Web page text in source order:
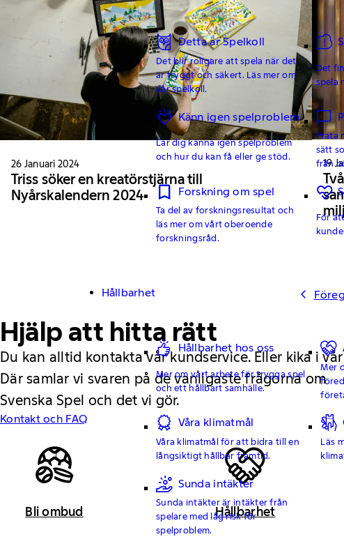
Detta är Spelkoll
Det blir roligare att spela när det
är tryggt och säkert. Läs mer om
vår spelkoll.
Det
spela
Känn igen spelproblem
Lär dig känna igen spelproblem
och hur du kan få eller ge stöd.
Prata
sätt
från
Forskning om spel
Ta del av forskningsresultat och
läs mer om vårt oberoende
forskningsråd.
För
Hållbarhet
Hållbarhet hos oss
Mer om vårt arbete för trygga spel
och ett hållbart samhälle.
Mer
Våra klimatmål
Våra klimatmål för att bidra till en
långsiktigt hållbar framtid.
Läs
Sunda intäkter
Sunda intäkter är intäkter från
spelare med låg risk för
spelproblem.
26 Januari 2024
Triss söker en kreatörstjärna till
Nyårskalendern 2024
19
Hjälp att hitta rätt
Du kan alltid kontakta vår kundservice. Eller kika i vår
Där samlar vi svaren på de vanligaste frågorna om
Svenska Spel och det vi gör.
Kontakt och FAQ
Bli ombud Hållbarhet